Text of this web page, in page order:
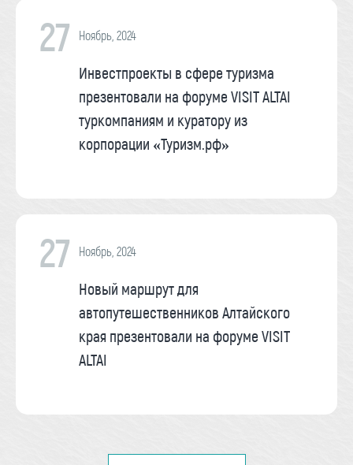
27 Ноябрь, 2024
Инвестпроекты в сфере туризма
презентовали на форуме VISIT ALTAI
туркомпаниям и куратору из
корпорации «Туризм.рф»
27 Ноябрь, 2024
Новый маршрут для
автопутешественников Алтайского
края презентовали на форуме VISIT
ALTAI